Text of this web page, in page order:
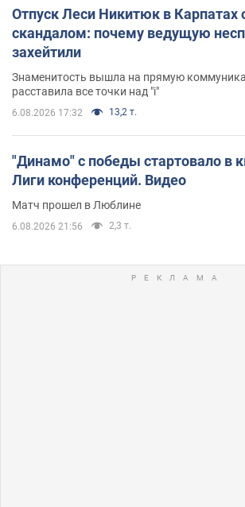
Отпуск Леси Никитюк в Карпатах
скандалом: почему ведущую
захейтили
Знаменитость вышла на прямую
расставила все точки над "i"
6.08.2026 17:32 13,2 т.
"Динамо" с победы стартовало в
Лиги конференций. Видео
Матч прошел в Люблине
6.08.2026 21:56 2,3 т.